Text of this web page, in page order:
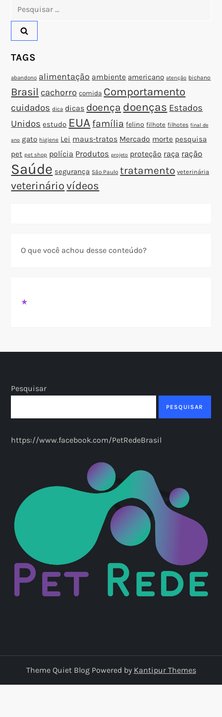
s
t
TAGS
abandono alimentação ambiente americano atenção bichano
Brasil cachorro comida Comportamento
cuidados dica dicas doença doenças Estados
Unidos estudo EUA família felino filhote filhotes final de
ano gato higiene Lei maus-tratos Mercado morte pesquisa
pet pet shop polícia Produtos projeto proteção raça ração
Saúde segurança São Paulo tratamento veterinária
veterinário vídeos
O que você achou desse conteúdo?
★
Pesquisar
PESQUISAR
https://www.facebook.com/PetRedeBrasil
Theme Quiet Blog Powered by Kantipur Themes